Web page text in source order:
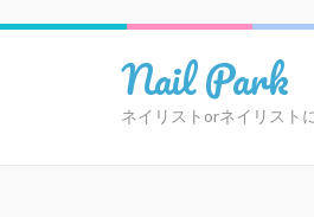
Nail Park
ネイリストorネイリスト